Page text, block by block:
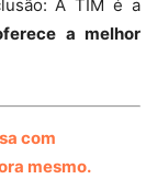
A TIM é a
a melhor
com
mesmo.